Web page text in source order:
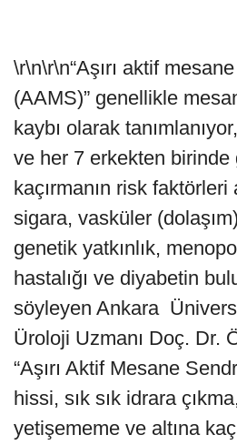
\r\n\r\n“Aşırı aktif
(AAMS)” genellikle
kaybı olarak
ve her 7 erkekten birinde
kaçırmanın risk faktörleri
sigara, vasküler
genetik yatkınlık,
hastalığı ve diyabetin
söyleyen Ankara
Üroloji Uzmanı Doç. Dr.
“Aşırı Aktif Mesane
hissi, sık sık idrara
yetişememe ve altına